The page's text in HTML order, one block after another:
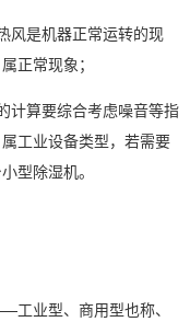
是机器正常运转的现
正常现象；
计算要综合考虑噪音等指
工业设备类型，若需要
型除湿机。
业型、商用型也称、